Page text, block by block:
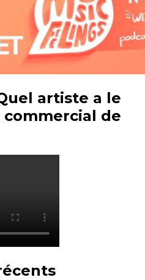
artiste a le
de